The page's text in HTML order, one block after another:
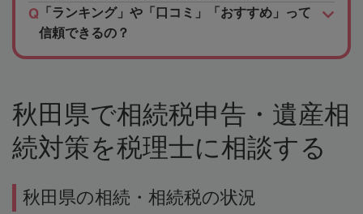
「ランキング」や「口コミ」「おすすめ」って
信頼できるの？
秋田県で相続税申告・遺産相
続対策を税理士に相談する
秋田県の相続・相続税の状況